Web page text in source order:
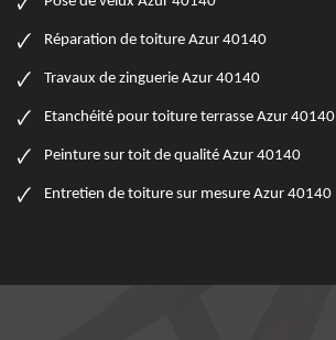
Réparation de toiture Azur 40140
Travaux de zinguerie Azur 40140
Etanchéité pour toiture terrasse Azur 40140
Peinture sur toit de qualité Azur 40140
Entretien de toiture sur mesure Azur 40140